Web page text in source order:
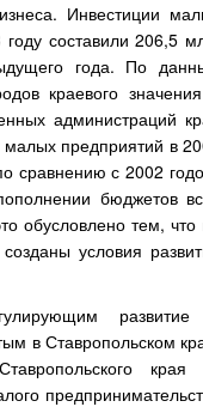
Инвестиции
составили 206,5
года. По
краевого
администраций
предприятий в
сравнению с 2002
бюджетов
обусловлено тем, что
условия
в Ставропольском
края